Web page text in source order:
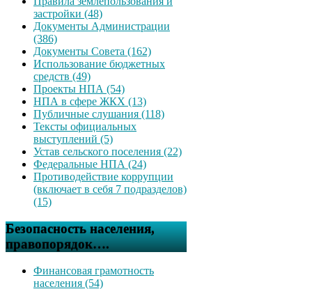
застройки (48)
Документы Администрации
(386)
Документы Совета (162)
Использование бюджетных
средств (49)
Проекты НПА (54)
НПА в сфере ЖКХ (13)
Публичные слушания (118)
Тексты официальных
выступлений (5)
Устав сельского поселения (22)
Федеральные НПА (24)
Противодействие коррупции
(включает в себя 7 подразделов)
(15)
Безопасность населения,
правопорядок….
Финансовая грамотность
населения (54)